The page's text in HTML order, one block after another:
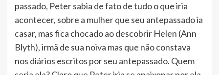
passado, Peter sabia de fato de tudo o que iria
acontecer, sobre a mulher que seu antepassado ia
casar, mas fica chocado ao descobrir Helen (Ann
Blyth), irmã de sua noiva mas que não constava
nos diários escritos por seu antepassado. Quem